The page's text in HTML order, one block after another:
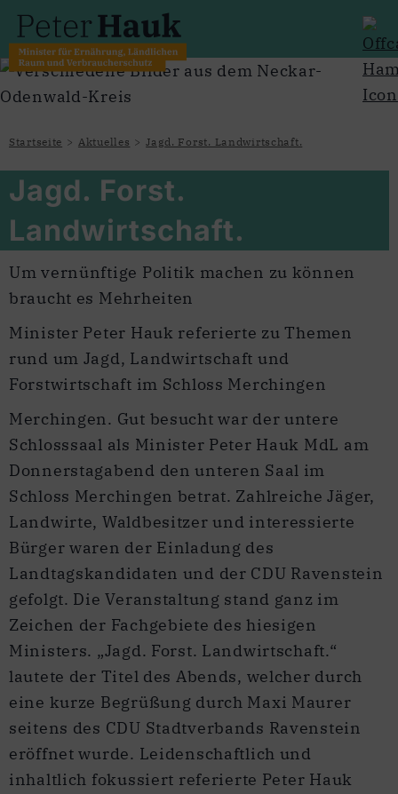
Startseite Aktuelles Jagd. Forst. Landwirtschaft.
Jagd. Forst.
Landwirtschaft.
Um vernünftige Politik machen zu können
braucht es Mehrheiten
Minister Peter Hauk referierte zu Themen
rund um Jagd, Landwirtschaft und
Forstwirtschaft im Schloss Merchingen
Merchingen. Gut besucht war der untere
Schlosssaal als Minister Peter Hauk MdL am
Donnerstagabend den unteren Saal im
Schloss Merchingen betrat. Zahlreiche Jäger,
Landwirte, Waldbesitzer und interessierte
Bürger waren der Einladung des
Landtagskandidaten und der CDU Ravenstein
gefolgt. Die Veranstaltung stand ganz im
Zeichen der Fachgebiete des hiesigen
Ministers. „Jagd. Forst. Landwirtschaft.“
lautete der Titel des Abends, welcher durch
eine kurze Begrüßung durch Maxi Maurer
seitens des CDU Stadtverbands Ravenstein
eröffnet wurde. Leidenschaftlich und
inhaltlich fokussiert referierte Peter Hauk